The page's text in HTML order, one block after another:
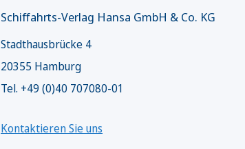
Schiffahrts-Verlag Hansa GmbH & Co. KG
Stadthausbrücke 4
20355 Hamburg
Tel. +49 (0)40 707080-01
Kontaktieren Sie uns